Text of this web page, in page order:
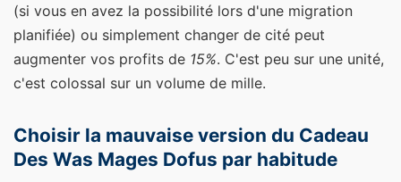
(si vous en avez la possibilité lors d'une migration
planifiée) ou simplement changer de cité peut
augmenter vos profits de 15%. C'est peu sur une unité,
c'est colossal sur un volume de mille.
Choisir la mauvaise version du Cadeau
Des Was Mages Dofus par habitude